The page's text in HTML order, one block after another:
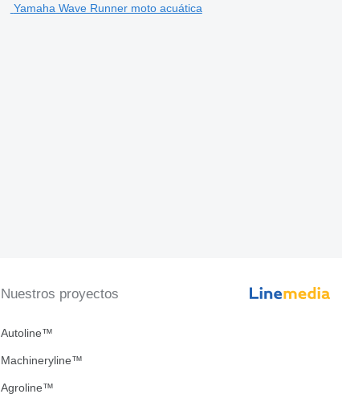
Yamaha Wave Runner moto acuática
Nuestros proyectos
Autoline™
Machineryline™
Agroline™